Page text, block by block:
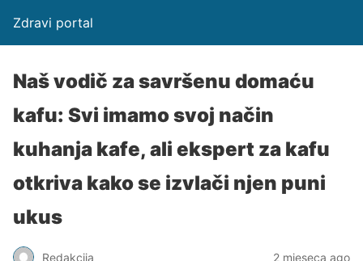
Zdravi portal
Naš vodič za savršenu domaću
kafu: Svi imamo svoj način
kuhanja kafe, ali ekspert za kafu
otkriva kako se izvlači njen puni
ukus
Redakcija 2 mjeseca ago